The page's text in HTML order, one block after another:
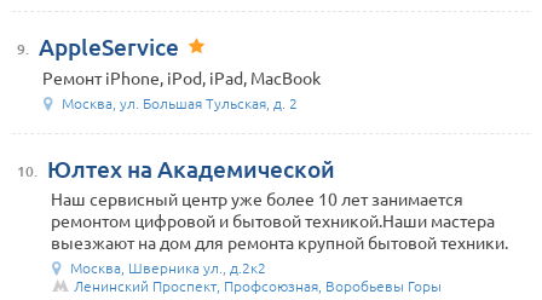
9. AppleService
Ремонт iPhone, iPod, iPad, MacBook
Москва, ул. Большая Тульская, д. 2
10. Юлтех на Академической
Наш сервисный центр уже более 10 лет занимается
ремонтом цифровой и бытовой техникой.Наши мастера
выезжают на дом для ремонта крупной бытовой техники.
Москва, Шверника ул., д.2к2
Ленинский Проспект, Профсоюзная, Воробьевы Горы